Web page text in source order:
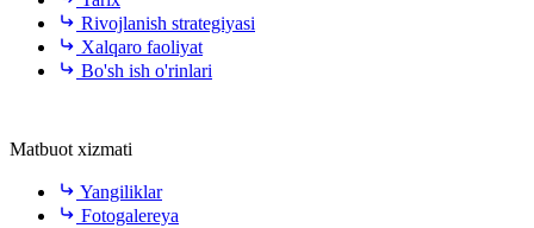
Rivojlanish strategiyasi
Xalqaro faoliyat
Bo'sh ish o'rinlari
Matbuot xizmati
Yangiliklar
Fotogalereya